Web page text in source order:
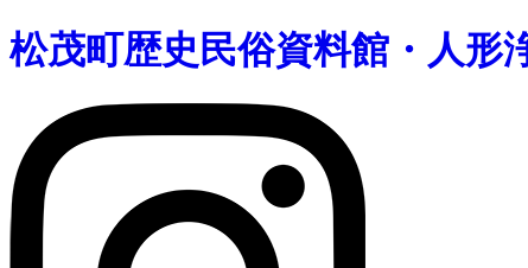
松茂町歴史民俗資料館・人形